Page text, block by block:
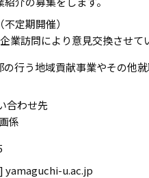
定期開催）
業訪問により意見交換させて
行う地域貢献事業やその他
合わせ先
係
yamaguchi-u.ac.jp